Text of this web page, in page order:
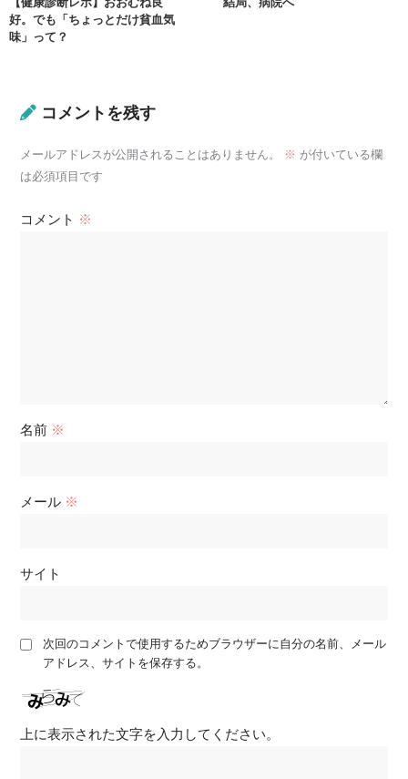
好。でも「ちょっとだけ貧血気
味」って？
コメントを残す
メールアドレスが公開されることはありません。 ※ が付いている欄
は必須項目です
コメント ※
名前 ※
メール ※
サイト
次回のコメントで使用するためブラウザーに自分の名前、メール
アドレス、サイトを保存する。
上に表示された文字を入力してください。